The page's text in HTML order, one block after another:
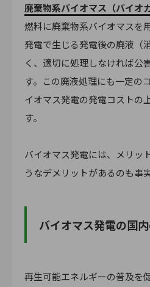
廃棄物系バイオマス（バイオ
燃料に廃棄物系バイオマスを
発電で生じる発電後の廃液（
く、適切に処理しなければ公
す。この廃液処理にも一定の
イオマス発電の発電コストの
す。
バイオマス発電には、メリッ
うなデメリットがあるのも事
バイオマス発電の国
再生可能エネルギーの普及を